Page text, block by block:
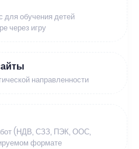
для обучения детей
через игру
направленности
(НДВ, СЗЗ, ПЭК, ООС,
формате